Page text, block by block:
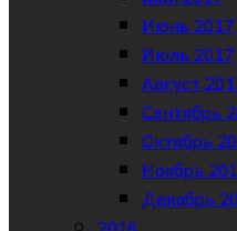
Июнь 2017
Июль 2017
Август
Сентябрь
Октябрь
Ноябрь
Декабрь